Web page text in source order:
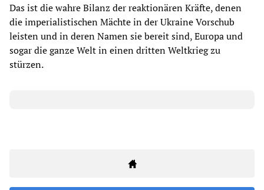
Das ist die wahre Bilanz der reaktionären Kräfte, denen
die imperialistischen Mächte in der Ukraine Vorschub
leisten und in deren Namen sie bereit sind, Europa und
sogar die ganze Welt in einen dritten Weltkrieg zu
stürzen.